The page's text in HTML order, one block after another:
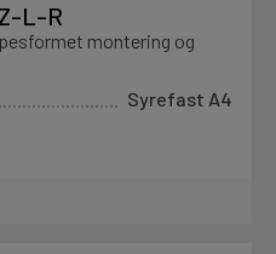
L-R
montering og
Syrefast A4